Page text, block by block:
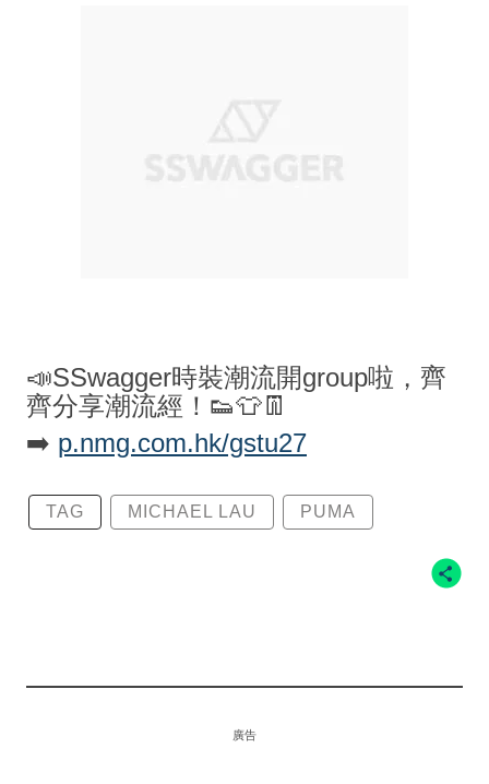
📣SSwagger時裝潮流開group啦，齊
齊分享潮流經！👟👕👖
➡️ p.nmg.com.hk/gstu27
TAG MICHAEL LAU PUMA
廣告